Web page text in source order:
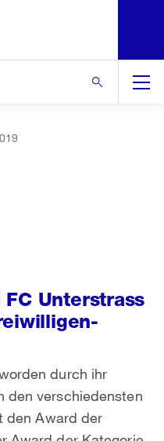
Unterstrass
durch ihr
den verschiedensten
den Award der